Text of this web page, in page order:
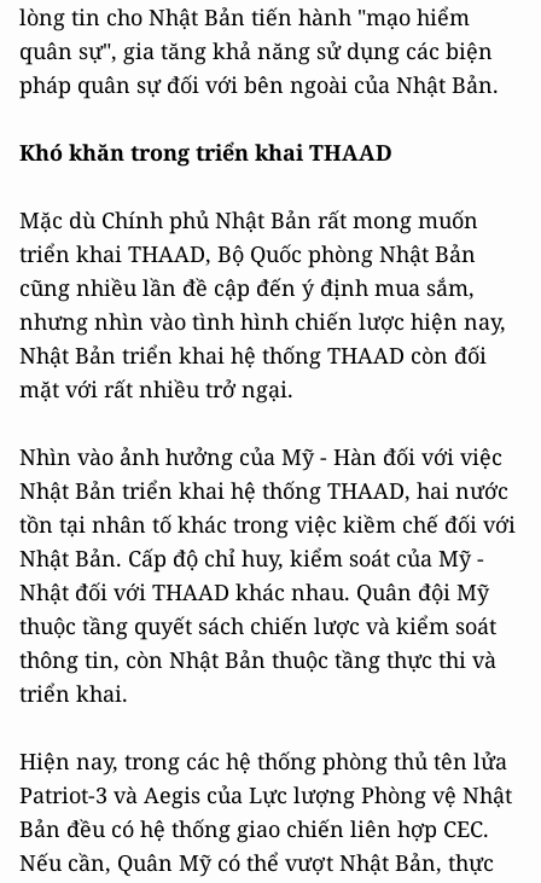
lòng tin cho Nhật Bản tiến hành "mạo hiểm
quân sự", gia tăng khả năng sử dụng các biện
pháp quân sự đối với bên ngoài của Nhật Bản.
Khó khăn trong triển khai THAAD
Mặc dù Chính phủ Nhật Bản rất mong muốn
triển khai THAAD, Bộ Quốc phòng Nhật Bản
cũng nhiều lần đề cập đến ý định mua sắm,
nhưng nhìn vào tình hình chiến lược hiện nay,
Nhật Bản triển khai hệ thống THAAD còn đối
mặt với rất nhiều trở ngại.
Nhìn vào ảnh hưởng của Mỹ - Hàn đối với việc
Nhật Bản triển khai hệ thống THAAD, hai nước
tồn tại nhân tố khác trong việc kiềm chế đối với
Nhật Bản. Cấp độ chỉ huy, kiểm soát của Mỹ -
Nhật đối với THAAD khác nhau. Quân đội Mỹ
thuộc tầng quyết sách chiến lược và kiểm soát
thông tin, còn Nhật Bản thuộc tầng thực thi và
triển khai.
Hiện nay, trong các hệ thống phòng thủ tên lửa
Patriot-3 và Aegis của Lực lượng Phòng vệ Nhật
Bản đều có hệ thống giao chiến liên hợp CEC.
Nếu cần, Quân Mỹ có thể vượt Nhật Bản, thực